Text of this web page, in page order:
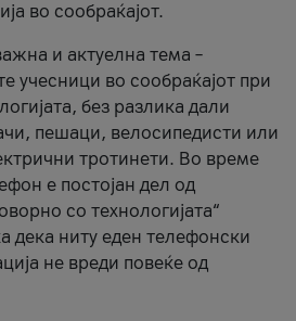
во сообраќајот.
и актуелна тема –
учесници во сообраќајот при
без разлика дали
пешаци, велосипедисти или
тротинети. Во време
е постојан дел од
со технологијата“
дека ниту еден телефонски
не вреди повеќе од